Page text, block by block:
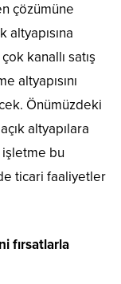
çözümüne
kanallı satış
altyapısını
Önümüzdeki
altyapılara
bu
ticari faaliyetler
fırsatlarla